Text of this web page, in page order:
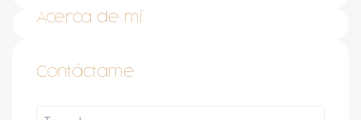
Acerca de mí
Contáctame